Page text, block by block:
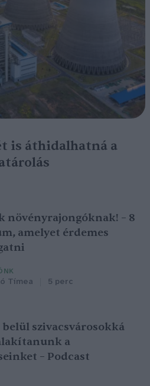
is áthidalhatná a
növényrajongóknak! – 8
amelyet érdemes
Tímea 5 perc
belül szivacsvárosokká
a
– Podcast